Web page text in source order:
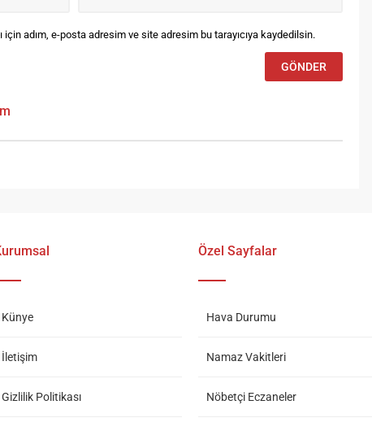
için adım, e-posta adresim ve site adresim bu tarayıcıya kaydedilsin.
Künye
İletişim
Gizlilik Politikası
Özel Sayfalar
Hava Durumu
Namaz Vakitleri
Nöbetçi Eczaneler